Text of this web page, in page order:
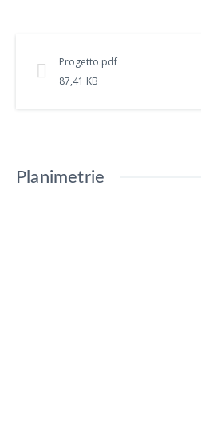
Progetto.pdf
87,41 KB
Planimetrie